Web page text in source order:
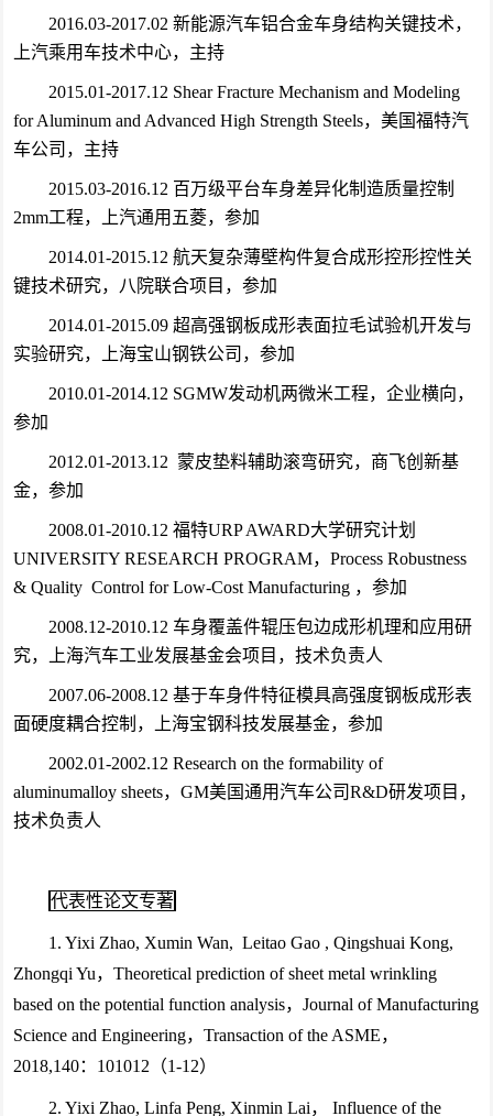
2016.03-2017.02 新能源汽车铝合金车身结构关键技术，
上汽乘用车技术中心，主持
2015.01-2017.12 Shear Fracture Mechanism and Modeling
for Aluminum and Advanced High Strength Steels，美国福特汽
车公司，主持
2015.03-2016.12 百万级平台车身差异化制造质量控制
2mm工程，上汽通用五菱，参加
2014.01-2015.12 航天复杂薄壁构件复合成形控形控性关
键技术研究，八院联合项目，参加
2014.01-2015.09 超高强钢板成形表面拉毛试验机开发与
实验研究，上海宝山钢铁公司，参加
2010.01-2014.12 SGMW发动机两微米工程，企业横向，
参加
2012.01-2013.12 蒙皮垫料辅助滚弯研究，商飞创新基
金，参加
2008.01-2010.12 福特URP AWARD大学研究计划
UNIVERSITY RESEARCH PROGRAM，Process Robustness
& Quality Control for Low-Cost Manufacturing ，参加
2008.12-2010.12 车身覆盖件辊压包边成形机理和应用研
究，上海汽车工业发展基金会项目，技术负责人
2007.06-2008.12 基于车身件特征模具高强度钢板成形表
面硬度耦合控制，上海宝钢科技发展基金，参加
2002.01-2002.12 Research on the formability of
aluminumalloy sheets，GM美国通用汽车公司R&D研发项目，
技术负责人
代表性论文专著
1. Yixi Zhao, Xumin Wan, Leitao Gao , Qingshuai Kong,
Zhongqi Yu，Theoretical prediction of sheet metal wrinkling
based on the potential function analysis，Journal of Manufacturing
Science and Engineering，Transaction of the ASME，
2018,140：101012（1-12）
2. Yixi Zhao, Linfa Peng, Xinmin Lai， Influence of the